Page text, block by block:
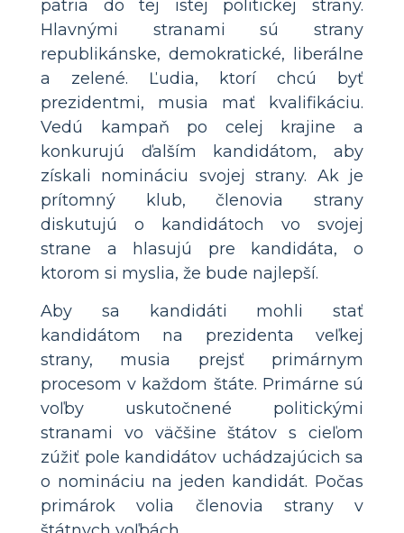
patria do tej istej politickej strany.
Hlavnými stranami sú strany
republikánske, demokratické, liberálne
a zelené. Ľudia, ktorí chcú byť
prezidentmi, musia mať kvalifikáciu.
Vedú kampaň po celej krajine a
konkurujú ďalším kandidátom, aby
získali nomináciu svojej strany. Ak je
prítomný klub, členovia strany
diskutujú o kandidátoch vo svojej
strane a hlasujú pre kandidáta, o
ktorom si myslia, že bude najlepší.
Aby sa kandidáti mohli stať
kandidátom na prezidenta veľkej
strany, musia prejsť primárnym
procesom v každom štáte. Primárne sú
voľby uskutočnené politickými
stranami vo väčšine štátov s cieľom
zúžiť pole kandidátov uchádzajúcich sa
o nomináciu na jeden kandidát. Počas
primárok volia členovia strany v